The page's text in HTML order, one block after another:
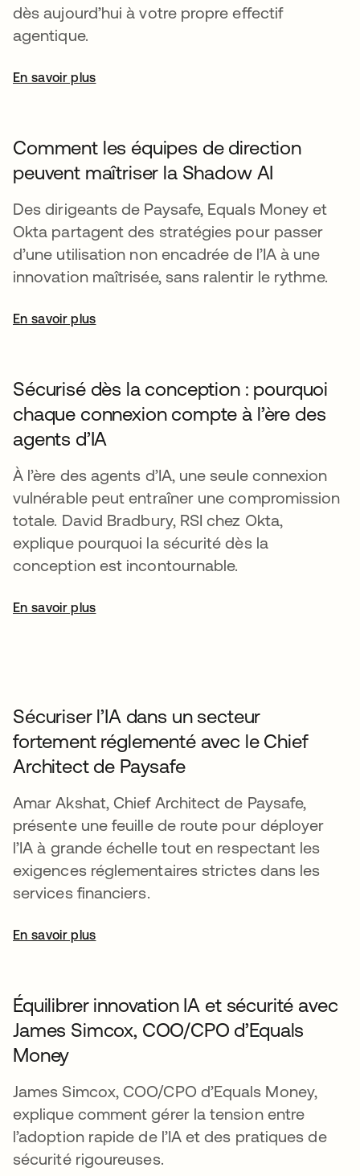
dès aujourd’hui à votre propre effectif
agentique.
En savoir plus
Comment les équipes de direction
peuvent maîtriser la Shadow AI
Des dirigeants de Paysafe, Equals Money et
Okta partagent des stratégies pour passer
d’une utilisation non encadrée de l’IA à une
innovation maîtrisée, sans ralentir le rythme.
En savoir plus
Sécurisé dès la conception : pourquoi
chaque connexion compte à l’ère des
agents d’IA
À l’ère des agents d’IA, une seule connexion
vulnérable peut entraîner une compromission
totale. David Bradbury, RSI chez Okta,
explique pourquoi la sécurité dès la
conception est incontournable.
En savoir plus
Sécuriser l’IA dans un secteur
fortement réglementé avec le Chief
Architect de Paysafe
Amar Akshat, Chief Architect de Paysafe,
présente une feuille de route pour déployer
l’IA à grande échelle tout en respectant les
exigences réglementaires strictes dans les
services financiers.
En savoir plus
Équilibrer innovation IA et sécurité avec
James Simcox, COO/CPO d’Equals
Money
James Simcox, COO/CPO d’Equals Money,
explique comment gérer la tension entre
l’adoption rapide de l’IA et des pratiques de
sécurité rigoureuses.